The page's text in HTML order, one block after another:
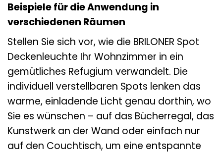
Beispiele für die Anwendung in
verschiedenen Räumen
Stellen Sie sich vor, wie die BRILONER Spot
Deckenleuchte Ihr Wohnzimmer in ein
gemütliches Refugium verwandelt. Die
individuell verstellbaren Spots lenken das
warme, einladende Licht genau dorthin, wo
Sie es wünschen – auf das Bücherregal, das
Kunstwerk an der Wand oder einfach nur
auf den Couchtisch, um eine entspannte